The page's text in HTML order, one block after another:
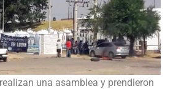
una asamblea y prendieron